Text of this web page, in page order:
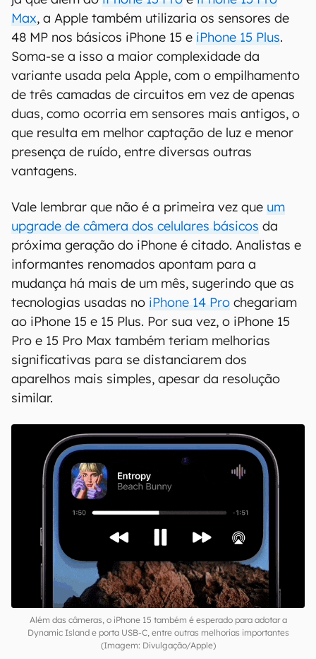
Max, a Apple também utilizaria os sensores de
48 MP nos básicos iPhone 15 e iPhone 15 Plus.
Soma-se a isso a maior complexidade da
variante usada pela Apple, com o empilhamento
de três camadas de circuitos em vez de apenas
duas, como ocorria em sensores mais antigos, o
que resulta em melhor captação de luz e menor
presença de ruído, entre diversas outras
vantagens.
Vale lembrar que não é a primeira vez que um
upgrade de câmera dos celulares básicos da
próxima geração do iPhone é citado. Analistas e
informantes renomados apontam para a
mudança há mais de um mês, sugerindo que as
tecnologias usadas no iPhone 14 Pro chegariam
ao iPhone 15 e 15 Plus. Por sua vez, o iPhone 15
Pro e 15 Pro Max também teriam melhorias
significativas para se distanciarem dos
aparelhos mais simples, apesar da resolução
similar.
Além das câmeras, o iPhone 15 também é esperado para adotar a
Dynamic Island e porta USB-C, entre outras melhorias importantes
(Imagem: Divulgação/Apple)